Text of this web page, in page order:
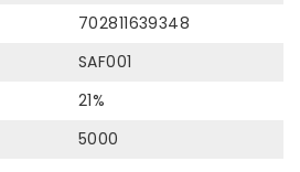
702811639348
SAF001
21%
5000